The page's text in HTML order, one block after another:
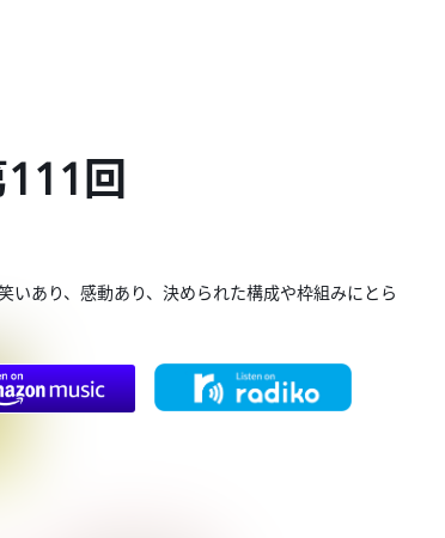
回
いあり、感動あり、決められた構成や枠組みにとら